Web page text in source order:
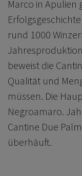
Marco in Apulien
rund 1000
beweist die
Qualität und
müssen. Die
Negroamaro.
Cantine Due
überhäuft.